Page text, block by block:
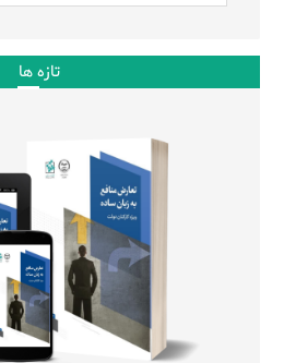
تازه ها